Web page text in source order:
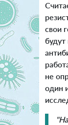
свои
не
один